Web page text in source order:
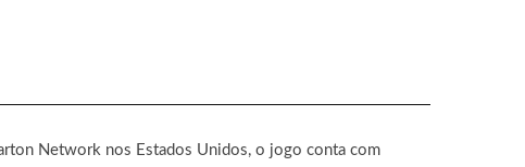
Network nos Estados Unidos, o jogo conta com